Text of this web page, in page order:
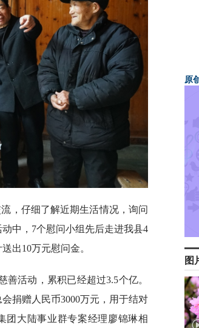
，仔细了解近期生活情况，询问
中，7个慰问小组先后走进我县4
出10万元慰问金。
活动，累积已经超过3.5个亿。
捐赠人民币3000万元，用于结对
团大陆事业群专案经理廖锦琳相
原
图